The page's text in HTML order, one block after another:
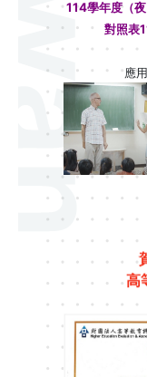
114學年度（
對照表
應